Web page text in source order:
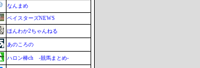
なんまめ
ベイスターズNEWS
ほんわか2ちゃんねる
あのころの
ハロン棒ch -競馬まとめ-